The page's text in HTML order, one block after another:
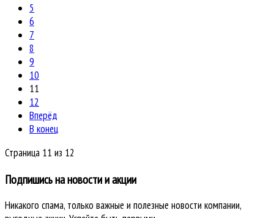
5
6
7
8
9
10
11
12
Вперёд
В конец
Страница 11 из 12
Подпишись на новости и акции
Никакого спама, только важные и полезные новости компании,